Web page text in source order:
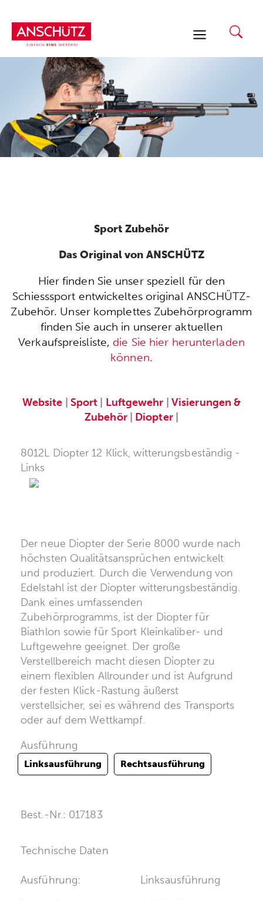
Inhalt
springen
Sport Zubehör
Das Original von ANSCHÜTZ
Hier finden Sie unser speziell für den
Schiesssport entwickeltes original ANSCHÜTZ-
Zubehör. Unser komplettes Zubehörprogramm
finden Sie auch in unserer aktuellen
Verkaufspreisliste, die Sie hier herunterladen
können.
Website Sport Luftgewehr
Visierungen &
Zubehör| Diopter|
8012L Diopter 12 Klick, witterungsbeständig -
Links
Der neue Diopter der Serie 8000 wurde nach
höchsten Qualitätsansprüchen entwickelt
und produziert. Durch die Verwendung von
Edelstahl ist der Diopter witterungsbeständig.
Dank eines umfassenden
Zubehörprogramms, ist der Diopter für
Biathlon sowie für Sport Kleinkaliber- und
Luftgewehre geeignet. Der große
Verstellbereich macht diesen Diopter zu
einem flexiblen Allrounder und ist Aufgrund
der festen Klick-Rastung äußerst
verstellsicher, sei es während des Transports
oder auf dem Wettkampf.
Ausführung
Linksausführung Rechtsausführung
Best.-Nr.: 017183
Technische Daten
Ausführung:
Linksausführung